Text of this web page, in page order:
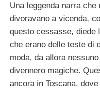
Una leggenda narra
divoravano a vicenda,
questo cessasse, diede
che erano delle teste di
moda, da allora
divennero magiche.
ancora in Toscana,